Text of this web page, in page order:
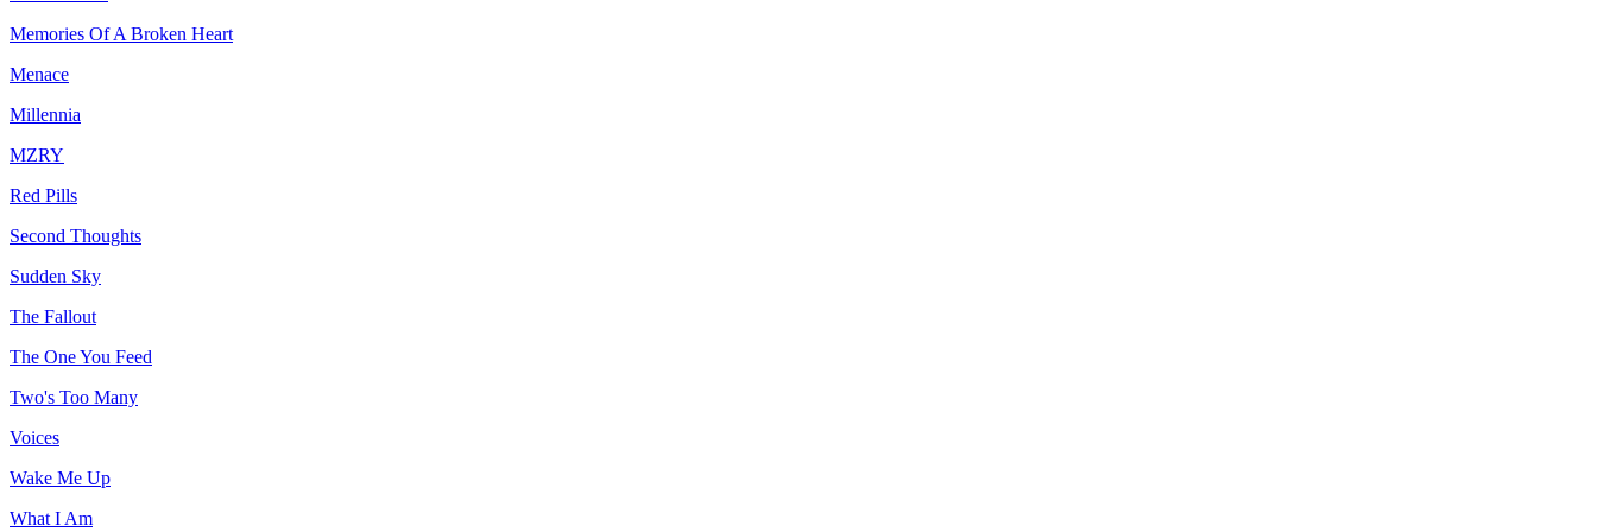
Memories Of A Broken Heart
Menace
Millennia
MZRY
Red Pills
Second Thoughts
Sudden Sky
The Fallout
The One You Feed
Two's Too Many
Voices
Wake Me Up
What I Am